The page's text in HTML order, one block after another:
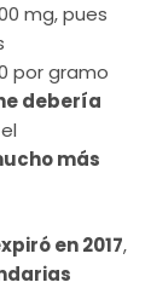
mg, pues
por gramo
debería
más
en 2017,